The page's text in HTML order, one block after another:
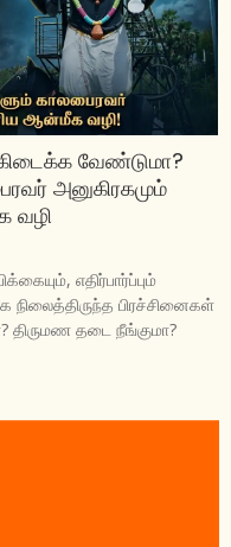
வேண்டுமா?
அனுகிரகமும்
வழி
எதிர்பார்ப்பும்
நிலைத்திருந்த பிரச்சினைகள்
திருமண தடை நீங்குமா?